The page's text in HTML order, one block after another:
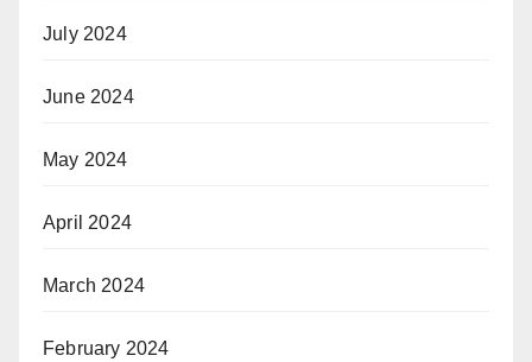
July 2024
June 2024
May 2024
April 2024
March 2024
February 2024